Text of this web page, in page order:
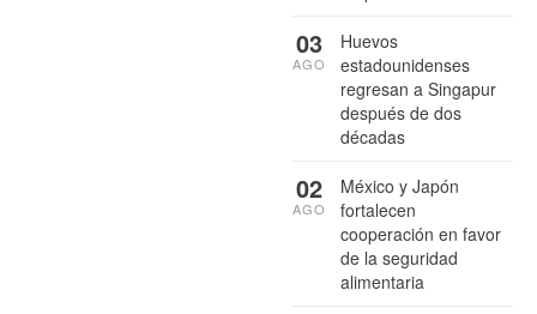
Huevos
estadounidenses
regresan a Singapur
después de dos
décadas
03
AGO
México y Japón
fortalecen
cooperación en favor
de la seguridad
alimentaria
02
AGO